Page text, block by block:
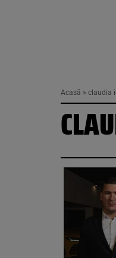
Acasă » claudia